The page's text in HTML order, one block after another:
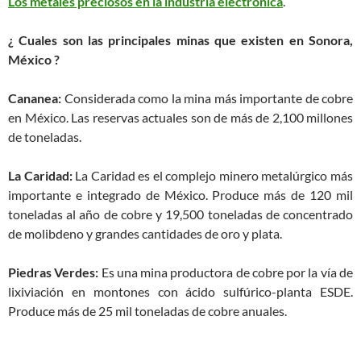
¿ Cuales son las principales minas que existen en Sonora,
México ?
Cananea: Considerada como la mina más importante de cobre
en México. Las reservas actuales son de más de 2,100 millones
de toneladas.
La Caridad:La Caridad es el complejo minero metalúrgico más
importante e integrado de México. Produce más de 120 mil
toneladas al año de cobre y 19,500 toneladas de concentrado
de molibdeno y grandes cantidades de oro y plata.
Piedras Verdes: Es una mina productora de cobre por la vía de
lixiviación en montones con ácido sulfúrico-planta ESDE.
Produce más de 25 mil toneladas de cobre anuales.